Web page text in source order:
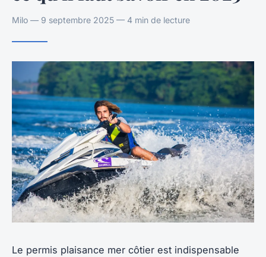
Milo — 9 septembre 2025 — 4 min de lecture
Le permis plaisance mer côtier est indispensable